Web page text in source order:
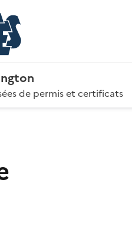
de permis et certificats